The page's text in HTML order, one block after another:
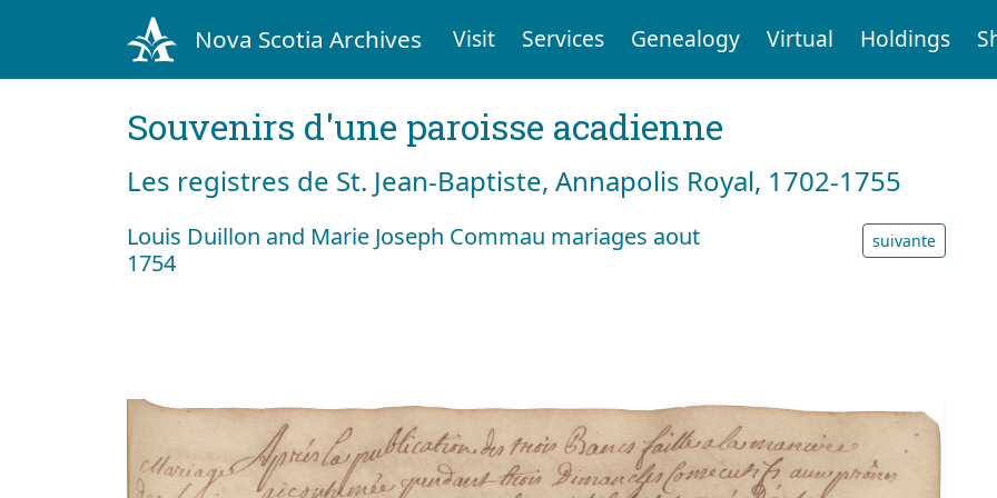
Nova Scotia Archives Visit Services Genealogy Virtual Holdings
Souvenirs d'une paroisse acadienne
Les registres de St. Jean-Baptiste, Annapolis Royal, 1702-1755
Louis Duillon and Marie Joseph Commau mariages aout
1754
suivante